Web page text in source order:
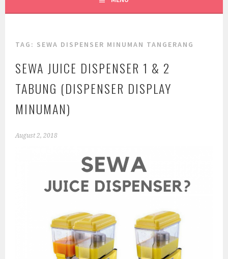
TAG: SEWA DISPENSER MINUMAN TANGERANG
SEWA JUICE DISPENSER 1 & 2
TABUNG (DISPENSER DISPLAY
MINUMAN)
August 2, 2018